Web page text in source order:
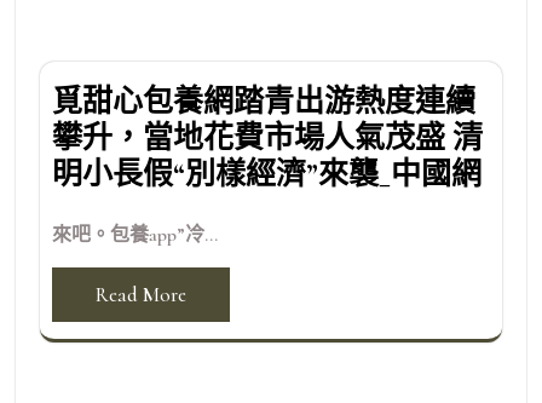
覓甜心包養網踏青出游熱度連續
攀升，當地花費市場人氣茂盛 清
明小長假“別樣經濟”來襲_中國網
來吧。包養app”冷...
Read More